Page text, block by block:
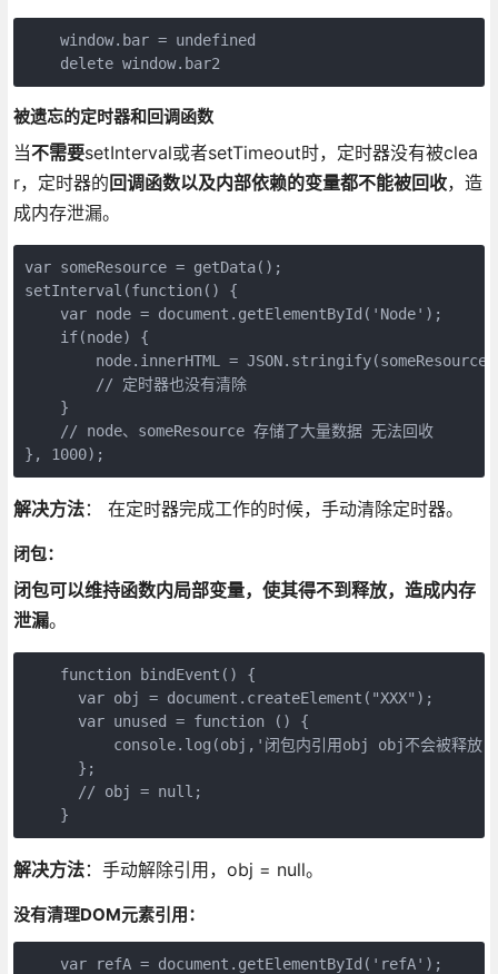
    window.bar = undefined
被遗忘的定时器和回调函数
当不需要setInterval或者setTimeout时，定时器没有被clea
r，定时器的回调函数以及内部依赖的变量都不能被回收，造
成内存泄漏。
var someResource = getData();
setInterval(function() {
    var node = document.getElementById('Node');
    if(node) {
node.innerHTML =
        // 定时器也没有清除
    }
    // node、someResource 存储了大量数据 无法回收
解决方法： 在定时器完成工作的时候，手动清除定时器。
闭包：
闭包可以维持函数内局部变量，使其得不到释放，造成内存
泄漏。
    function bindEvent() {
      var obj = document.createElement("XXX");
      var unused = function () {
console.log(obj,'闭包内引用obj obj不会被释放
      };
      // obj = null;
解决方法：手动解除引用，obj = null。
没有清理DOM元素引用：
    var refA = document.getElementById('refA');